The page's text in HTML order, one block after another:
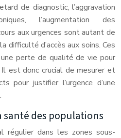
de diagnostic, l’aggravation
l’augmentation des
aux urgences sont autant de
difficulté d’accès aux soins. Ces
perte de qualité de vie pour
est donc crucial de mesurer et
pour justifier l’urgence d’une
santé des populations
régulier dans les zones sous-